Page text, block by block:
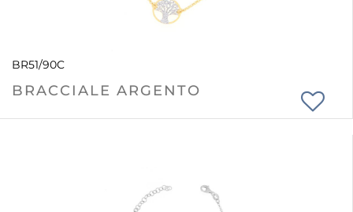
BR51/90C
BRACCIALE ARGENTO